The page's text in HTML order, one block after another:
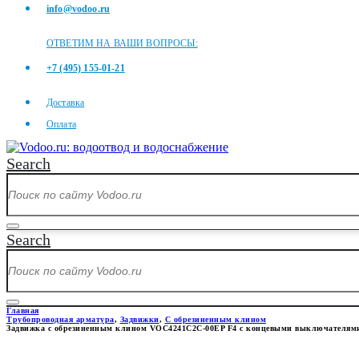
info@vodoo.ru
ОТВЕТИМ НА ВАШИ ВОПРОСЫ:
+7 (495) 155-01-21
Доставка
Оплата
Search
Search
Главная
Трубопроводная арматура, Задвижки, С обрезиненным клином
Задвижка с обрезиненным клином VOC4241C2C-00EP F4 с концевыми